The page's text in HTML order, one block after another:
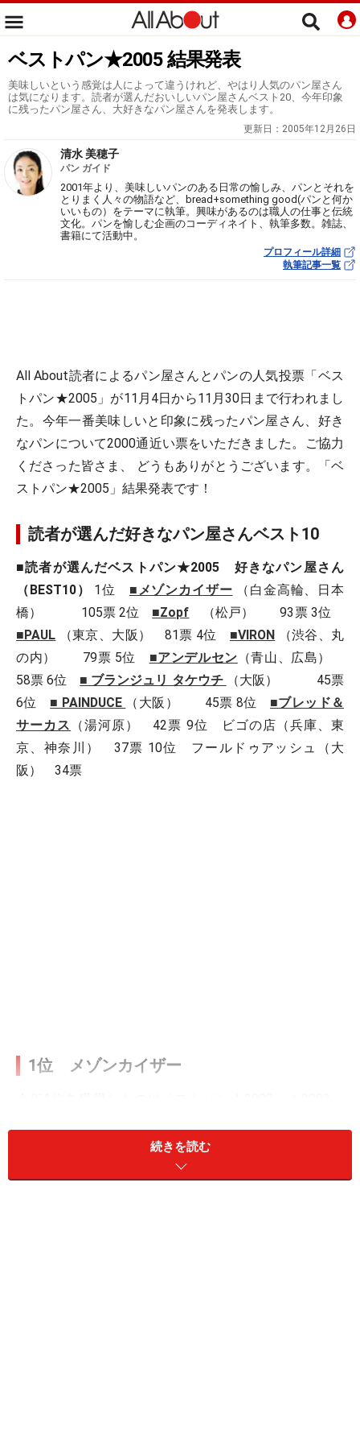
ベストパン★2005 結果発表
美味しいという感覚は人によって違うけれど、やはり人気のパン屋さん
は気になります。読者が選んだおいしいパン屋さんベスト20、今年印象
に残ったパン屋さん、大好きなパン屋さんを発表します。
更新日： 2005年12月26日
清水 美穂子
パン ガイド
2001年より、美味しいパンのある日常の愉しみ、パンとそれを
とりまく人々の物語など、bread+something good(パンと何か
いいもの）をテーマに執筆。興味があるのは職人の仕事と伝統
文化。パンを愉しむ企画のコーディネイト、執筆多数。雑誌、
書籍にて活動中。
プロフィール詳細
執筆記事一覧
All About読者によるパン屋さんとパンの人気投票「ベス
トパン★2005」が11月4日から11月30日まで行われまし
た。今年一番美味しいと印象に残ったパン屋さん、好き
なパンについて2000通近い票をいただきました。ご協力
くださった皆さま、 どうもありがとうございます。「ベ
ストパン★2005」結果発表です！
読者が選んだ好きなパン屋さんベスト10
■読者が選んだベストパン★2005 好きなパン屋さん
（BEST10）
1位 ■メゾンカイザー （白金高輪、日本
橋） 105票 2位 ■Zopf （松戸） 93票 3位
■PAUL （東京、大阪） 81票 4位 ■VIRON （渋谷、丸
の内） 79票 5位 ■アンデルセン （青山、広島）
58票 6位 ■ ブランジュリ タケウチ
（大阪） 45票
6位 ■ PAINDUCE （大阪） 45票 8位 ■ブレッド＆
サーカス
（湯河原） 42票 9位 ビゴの店（兵庫、東
京、神奈川） 37票 10位 フールドゥアッシュ（大
阪） 34票
1位 メゾンカイザー
伝統と、自然であることを五感で感じられるパン、ワイ
続きを読む